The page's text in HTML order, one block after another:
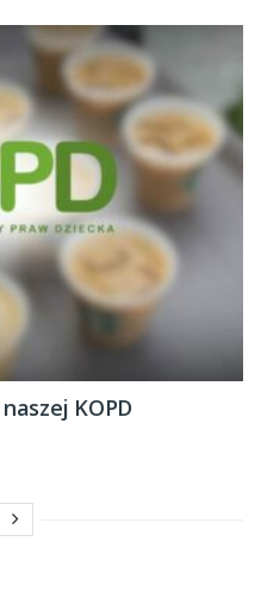
KOPD